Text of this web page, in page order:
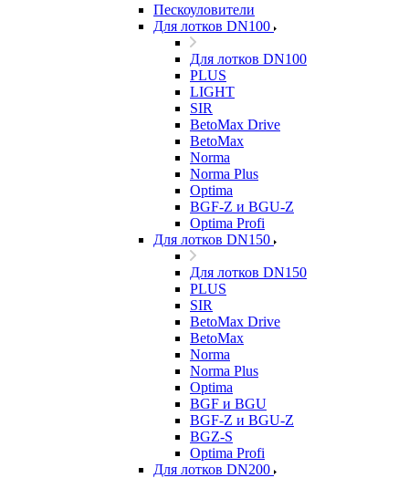
Пескоуловители
Для лотков DN100
Для лотков DN100
PLUS
LIGHT
SIR
BetoMax Drive
BetoMax
Norma
Norma Plus
Optima
BGF-Z и BGU-Z
Optima Profi
Для лотков DN150
Для лотков DN150
PLUS
SIR
BetoMax Drive
BetoMax
Norma
Norma Plus
Optima
BGF и BGU
BGF-Z и BGU-Z
BGZ-S
Optima Profi
Для лотков DN200